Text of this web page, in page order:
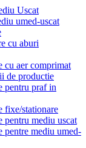
Uscat
umed-uscat
cu aburi
cu aer comprimat
de productie
pentru praf in
fixe/stationare
pentru mediu uscat
pentre mediu umed-